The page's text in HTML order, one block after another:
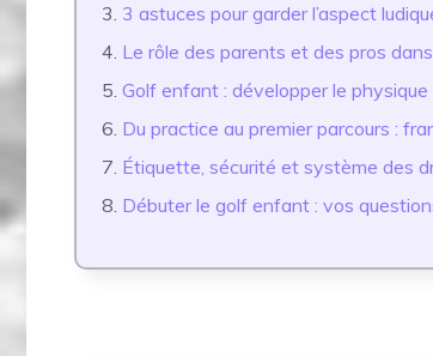
3 astuces pour garder l’aspect
Le rôle des parents et des pros
Golf enfant : développer le
Du practice au premier parcours :
Étiquette, sécurité et système des
Débuter le golf enfant : vos